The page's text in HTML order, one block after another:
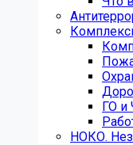
ГО и
НОКО.